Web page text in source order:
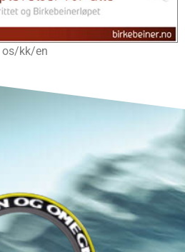
os/kk/en